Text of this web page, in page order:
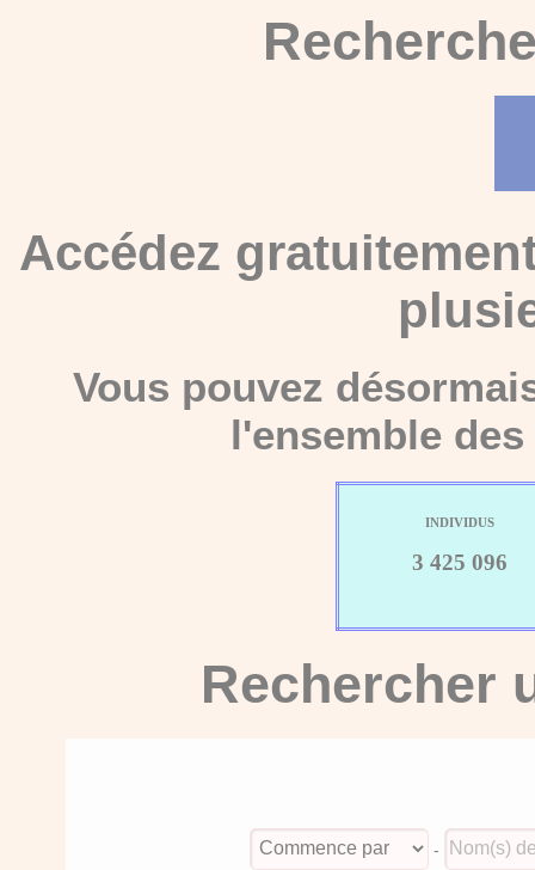
Accédez
Vous pouvez
l'ensemble
INDIVIDUS
3 425 096
Rechercher
-